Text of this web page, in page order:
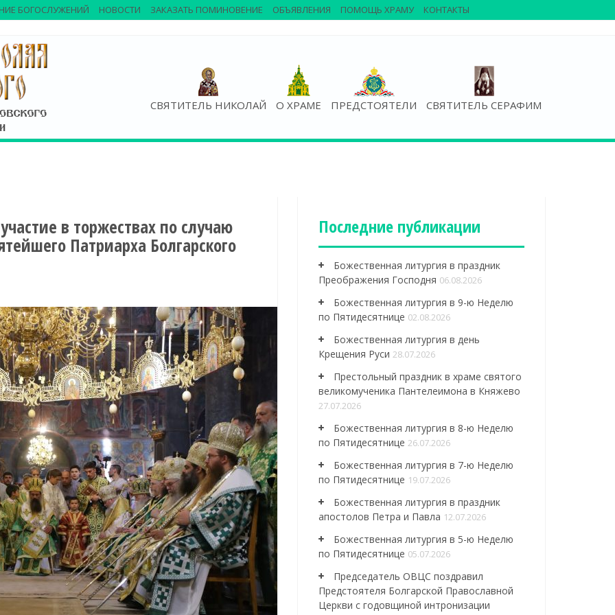
СВЯТИТЕЛЬ НИКОЛАЙ О ХРАМЕ ПРЕДСТОЯТЕЛИ СВЯТИТЕЛЬ СЕРАФИМ
БОГОСЛУЖЕНИЙ НОВОСТИ ЗАКАЗАТЬ ПОМИНОВЕНИЕ ОБЪЯВЛЕНИЯ ПОМОЩЬ ХРАМУ КОНТАКТЫ
в торжествах по случаю
Патриарха Болгарского
Последние публикации
Божественная литургия в праздник
Преображения Господня 06.08.2026
Божественная литургия в 9-ю Неделю
по Пятидесятнице 02.08.2026
Божественная литургия в день
Крещения Руси 28.07.2026
Престольный праздник в храме святого
великомученика Пантелеимона в Княжево
27.07.2026
Божественная литургия в 8-ю Неделю
по Пятидесятнице 26.07.2026
Божественная литургия в 7-ю Неделю
по Пятидесятнице 19.07.2026
Божественная литургия в праздник
апостолов Петра и Павла 12.07.2026
Божественная литургия в 5-ю Неделю
по Пятидесятнице 05.07.2026
Председатель ОВЦС поздравил
Предстоятеля Болгарской Православной
Церкви с годовщиной интронизации